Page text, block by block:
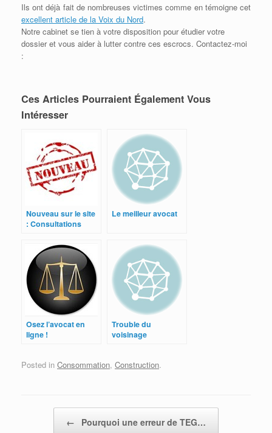
Ils ont déjà fait de nombreuses victimes comme en témoigne cet
excellent article de la Voix du Nord.
Notre cabinet se tien à votre disposition pour étudier votre
dossier et vous aider à lutter contre ces escrocs. Contactez-moi
:
Ces Articles Pourraient Également Vous
Intéresser
Nouveau sur le site
: Consultations
Le meilleur avocat
Osez l’avocat en
ligne !
Trouble du
voisinage
Posted in Consommation, Construction.
← Pourquoi une erreur de TEG…